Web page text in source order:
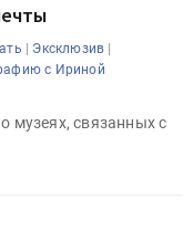
| Эксклюзив |
с Ириной
музеях, связанных с